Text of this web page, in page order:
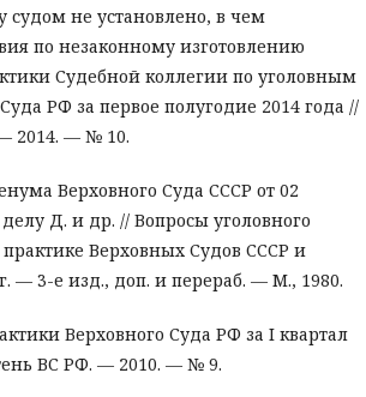
судом не установлено, в чем
по незаконному изготовлению
Судебной коллегии по уголовным
РФ за первое полугодие 2014 года //
2014. — № 10.
Верховного Суда СССР от 02
делу Д. и др. // Вопросы уголовного
практике Верховных Судов СССР и
— 3-е изд., доп. и перераб. — М., 1980.
Верховного Суда РФ за I квартал
ВС РФ. — 2010. — № 9.